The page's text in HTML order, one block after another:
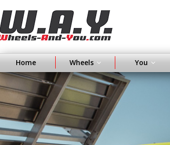
Home Wheels You